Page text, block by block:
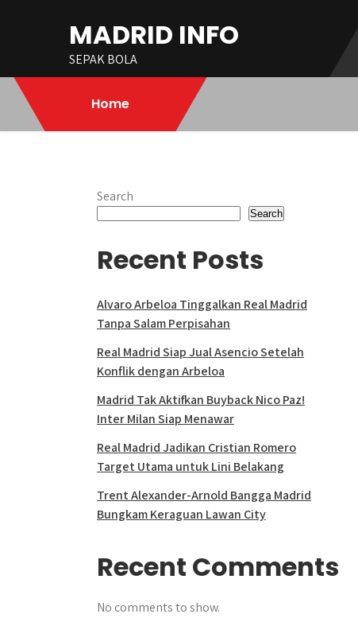
MADRID INFO
SEPAK BOLA
Home
Search
Search
Recent Posts
Alvaro Arbeloa Tinggalkan Real Madrid
Tanpa Salam Perpisahan
Real Madrid Siap Jual Asencio Setelah
Konflik dengan Arbeloa
Madrid Tak Aktifkan Buyback Nico Paz!
Inter Milan Siap Menawar
Real Madrid Jadikan Cristian Romero
Target Utama untuk Lini Belakang
Trent Alexander-Arnold Bangga Madrid
Bungkam Keraguan Lawan City
Recent Comments
No comments to show.